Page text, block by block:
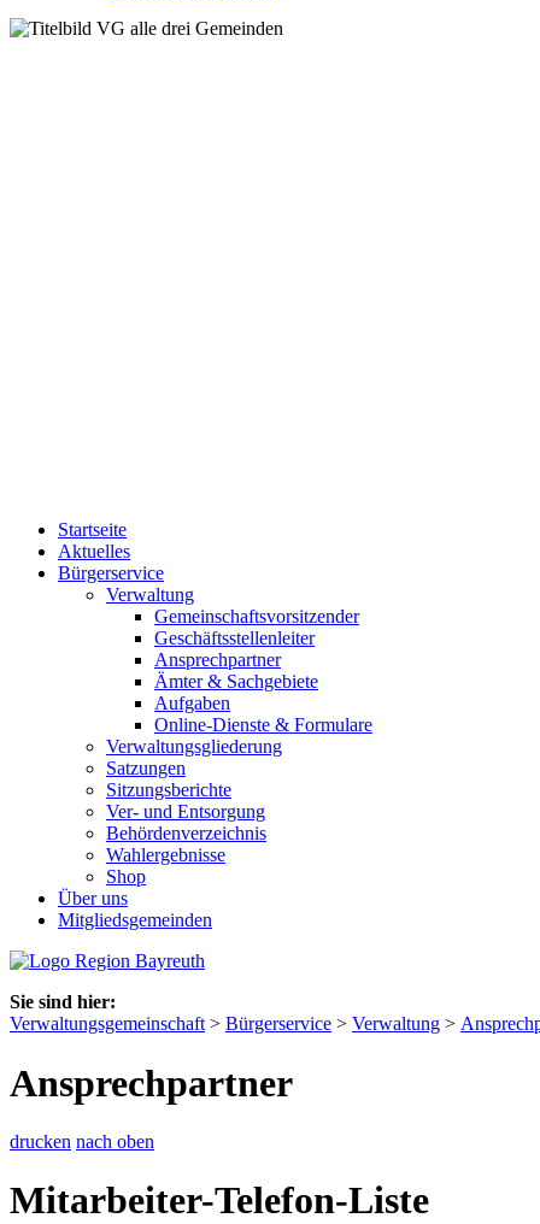
Startseite
Aktuelles
Bürgerservice
Verwaltung
Gemeinschaftsvorsitzender
Geschäftsstellenleiter
Ansprechpartner
Ämter & Sachgebiete
Aufgaben
Online-Dienste & Formulare
Verwaltungsgliederung
Satzungen
Sitzungsberichte
Ver- und Entsorgung
Behördenverzeichnis
Wahlergebnisse
Shop
Über uns
Mitgliedsgemeinden
Sie sind hier:
Verwaltungsgemeinschaft > Bürgerservice > Verwaltung >
Ansprechpartner
drucken nach oben
Mitarbeiter-Telefon-Liste